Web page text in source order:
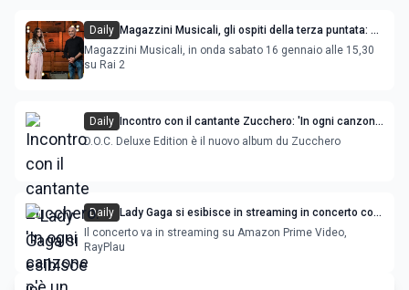
Daily Magazzini Musicali, gli ospiti della terza puntata: da
Fabrizio Moro a Zucchero
Magazzini Musicali, in onda sabato 16 gennaio alle 15,30
su Rai 2
Daily
Incontro con il cantante Zucchero: 'In ogni canzone
c'è un inizio di redenzione'
D.O.C. Deluxe Edition è il nuovo album du Zucchero
Daily Lady Gaga si esibisce in streaming in concerto con
Elton John e Jennifer Lopez
Il concerto va in streaming su Amazon Prime Video,
RayPlau